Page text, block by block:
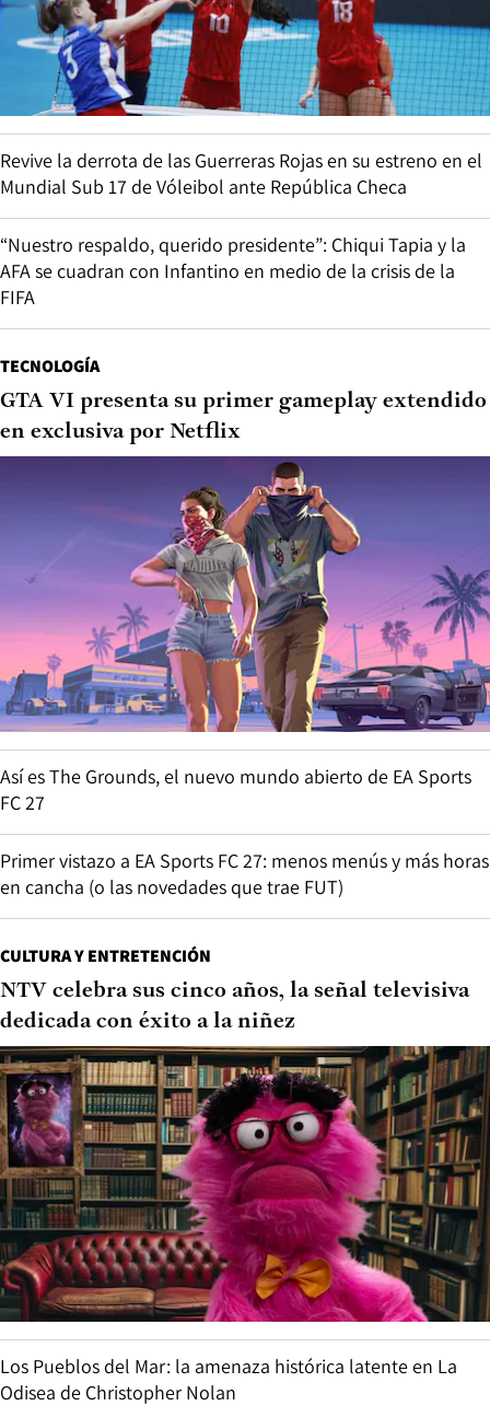
Revive la derrota de las Guerreras Rojas en su estreno en el
Mundial Sub 17 de Vóleibol ante República Checa
“Nuestro respaldo, querido presidente”: Chiqui Tapia y la
AFA se cuadran con Infantino en medio de la crisis de la
FIFA
TECNOLOGÍA
GTA VI presenta su primer gameplay extendido
en exclusiva por Netflix
Así es The Grounds, el nuevo mundo abierto de EA Sports
FC 27
Primer vistazo a EA Sports FC 27: menos menús y más horas
en cancha (o las novedades que trae FUT)
CULTURA Y ENTRETENCIÓN
NTV celebra sus cinco años, la señal televisiva
dedicada con éxito a la niñez
Los Pueblos del Mar: la amenaza histórica latente en La
Odisea de Christopher Nolan